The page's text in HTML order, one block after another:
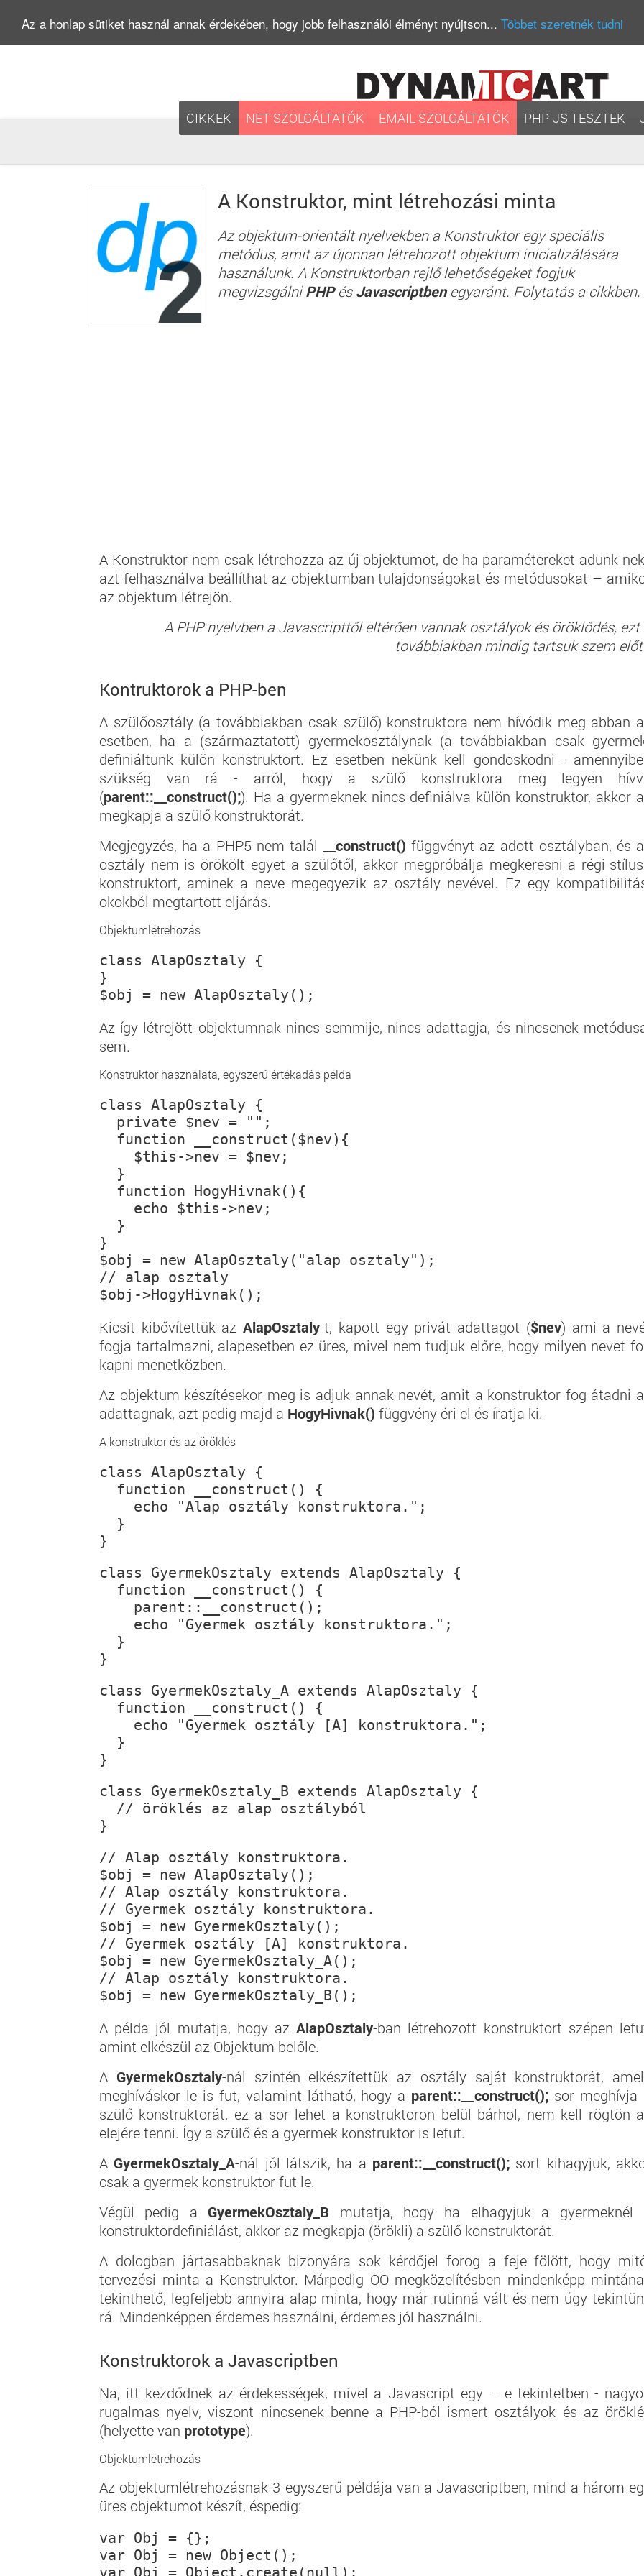
Az a honlap sütiket használ annak érdekében, hogy jobb felhasználói élményt nyújtson... Többet szeretnék tudni
CIKKEK NET SZOLGÁLTATÓK EMAIL SZOLGÁLTATÓK PHP-JS TESZTEK
A Konstruktor, mint létrehozási minta
Az objektum-orientált nyelvekben a Konstruktor egy speciális
metódus, amit az újonnan létrehozott objektum inicializálására
használunk. A Konstruktorban rejlő lehetőségeket fogjuk
megvizsgálniPHPésJavascriptbenegyaránt. Folytatás a cikkben.
A Konstruktor nem csak létrehozza az új objektumot, de ha paramétereket adunk
azt felhasználva beállíthat az objektumban tulajdonságokat és metódusokat –
az objektum létrejön.
A PHP nyelvben a Javascripttől eltérően vannak osztályok és öröklődés, ezt
továbbiakban mindig tartsuk szem
Kontruktorok a PHP-ben
A szülőosztály (a továbbiakban csak szülő) konstruktora nem hívódik meg abban
esetben, ha a (származtatott) gyermekosztálynak (a továbbiakban csak
definiáltunk külön konstruktort. Ez esetben nekünk kell gondoskodni -
szükség van rá - arról, hogy a szülő konstruktora meg legyen
(parent::__construct();). Ha a gyermeknek nincs definiálva külön konstruktor, akkor
megkapja a szülő konstruktorát.
Megjegyzés, ha a PHP5 nem talál
__construct() függvényt az adott osztályban, és
osztály nem is örökölt egyet a szülőtől, akkor megpróbálja megkeresni a régi-
konstruktort, aminek a neve megegyezik az osztály nevével. Ez egy
okokból megtartott eljárás.
Objektumlétrehozás
class AlapOsztaly {
}
Az így létrejött objektumnak nincs semmije, nincs adattagja, és nincsenek
sem.
Konstruktor használata, egyszerű értékadás példa
class AlapOsztaly {
private $nev = "";
function __construct($nev){
$this->nev = $nev;
}
function HogyHivnak(){
echo $this->nev;
}
}
$obj = new AlapOsztaly("alap osztaly");
// alap osztaly
Kicsit kibővítettük azAlapOsztaly-t, kapott egy privát adattagot ($nev) ami a
fogja tartalmazni, alapesetben ez üres, mivel nem tudjuk előre, hogy milyen nevet
kapni menetközben.
Az objektum készítésekor meg is adjuk annak nevét, amit a konstruktor fog átadni
adattagnak, azt pedig majd a HogyHivnak() függvény éri el és íratja ki.
A konstruktor és az öröklés
class AlapOsztaly {
function __construct() {
echo "Alap osztály konstruktora.";
}
}
class GyermekOsztaly extends AlapOsztaly {
function __construct() {
parent::__construct();
echo "Gyermek osztály konstruktora.";
}
}
class GyermekOsztaly_A extends AlapOsztaly {
function __construct() {
echo "Gyermek osztály [A] konstruktora.";
}
}
class GyermekOsztaly_B extends AlapOsztaly {
// öröklés az alap osztályból
}
// Alap osztály konstruktora.
$obj = new AlapOsztaly();
// Alap osztály konstruktora.
// Gyermek osztály konstruktora.
$obj = new GyermekOsztaly();
// Gyermek osztály [A] konstruktora.
$obj = new GyermekOsztaly_A();
// Alap osztály konstruktora.
A példa jól mutatja, hogy azAlapOsztaly-ban létrehozott konstruktort szépen
amint elkészül az Objektum belőle.
A GyermekOsztaly-nál szintén elkészítettük az osztály saját konstruktorát,
meghíváskor le is fut, valamint látható, hogy a parent::__construct(); sor meghívja
szülő konstruktorát, ez a sor lehet a konstruktoron belül bárhol, nem kell rögtön
elejére tenni. Így a szülő és a gyermek konstruktor is lefut.
A GyermekOsztaly_A-nál jól látszik, ha a parent::__construct(); sort kihagyjuk,
csak a gyermek konstruktor fut le.
Végül pedig a GyermekOsztaly_B mutatja, hogy ha elhagyjuk a gyermeknél
konstruktordefiniálást, akkor az megkapja (örökli) a szülő konstruktorát.
A dologban jártasabbaknak bizonyára sok kérdőjel forog a feje fölött, hogy
tervezési minta a Konstruktor. Márpedig OO megközelítésben mindenképp
tekinthető, legfeljebb annyira alap minta, hogy már rutinná vált és nem úgy
rá. Mindenképpen érdemes használni, érdemes jól használni.
Konstruktorok a Javascriptben
Na, itt kezdődnek az érdekességek, mivel a Javascript egy – e tekintetben -
rugalmas nyelv, viszont nincsenek benne a PHP-ból ismert osztályok és az
(helyette van prototype).
Objektumlétrehozás
Az objektumlétrehozásnak 3 egyszerű példája van a Javascriptben, mind a három
üres objektumot készít, éspedig:
var Obj = {};
var Obj = new Object();